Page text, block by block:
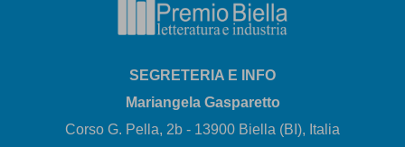
SEGRETERIA E INFO
Mariangela Gasparetto
Corso G. Pella, 2b - 13900 Biella (BI), Italia